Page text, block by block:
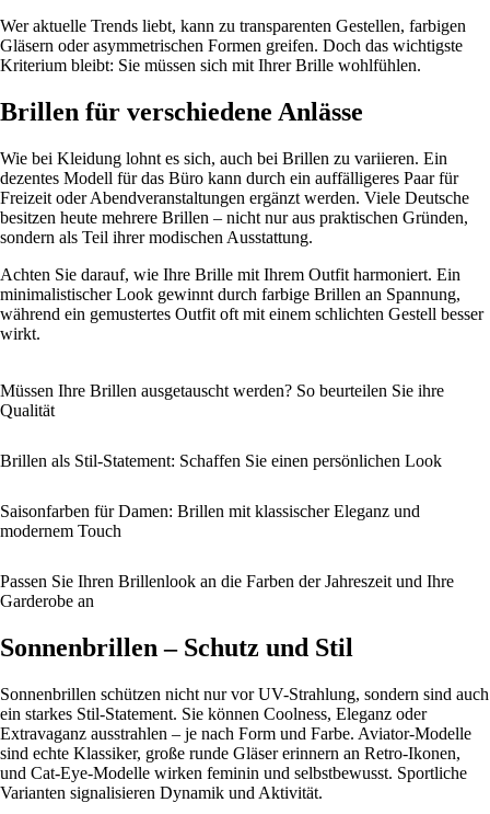
Wer aktuelle Trends liebt, kann zu transparenten Gestellen, farbigen
Gläsern oder asymmetrischen Formen greifen. Doch das wichtigste
Kriterium bleibt: Sie müssen sich mit Ihrer Brille wohlfühlen.
Brillen für verschiedene Anlässe
Wie bei Kleidung lohnt es sich, auch bei Brillen zu variieren. Ein
dezentes Modell für das Büro kann durch ein auffälligeres Paar für
Freizeit oder Abendveranstaltungen ergänzt werden. Viele Deutsche
besitzen heute mehrere Brillen – nicht nur aus praktischen Gründen,
sondern als Teil ihrer modischen Ausstattung.
Achten Sie darauf, wie Ihre Brille mit Ihrem Outfit harmoniert. Ein
minimalistischer Look gewinnt durch farbige Brillen an Spannung,
während ein gemustertes Outfit oft mit einem schlichten Gestell besser
wirkt.
Müssen Ihre Brillen ausgetauscht werden? So beurteilen Sie ihre
Qualität
Brillen als Stil-Statement: Schaffen Sie einen persönlichen Look
Saisonfarben für Damen: Brillen mit klassischer Eleganz und
modernem Touch
Passen Sie Ihren Brillenlook an die Farben der Jahreszeit und Ihre
Garderobe an
Sonnenbrillen – Schutz und Stil
Sonnenbrillen schützen nicht nur vor UV-Strahlung, sondern sind auch
ein starkes Stil-Statement. Sie können Coolness, Eleganz oder
Extravaganz ausstrahlen – je nach Form und Farbe. Aviator-Modelle
sind echte Klassiker, große runde Gläser erinnern an Retro-Ikonen,
und Cat-Eye-Modelle wirken feminin und selbstbewusst. Sportliche
Varianten signalisieren Dynamik und Aktivität.